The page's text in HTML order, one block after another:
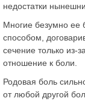
недостатки
Многие безумно ее
способом,
сечение только из-
отношение к боли.
Родовая боль
от любой другой